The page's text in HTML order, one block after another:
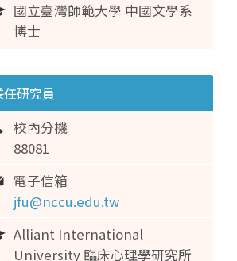
國立臺灣師範大學 中國文學系
博士
任研究員
校內分機
88081
電子信箱
jfu@nccu.edu.tw
Alliant International
University 臨床心理學研究所